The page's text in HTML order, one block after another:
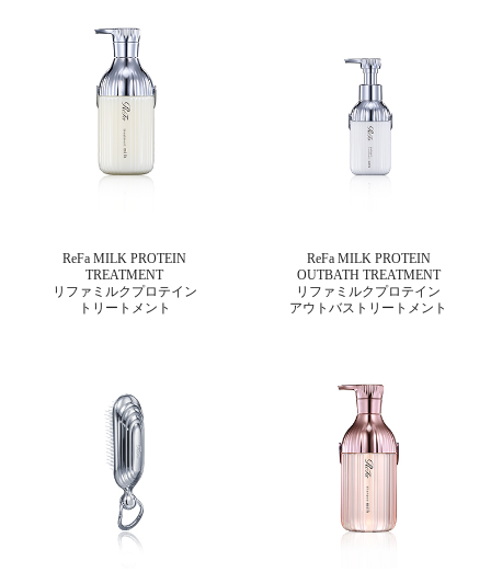
ReFa MILK PROTEIN
TREATMENT
リファミルクプロテイン
トリートメント
ReFa MILK PROTEIN
OUTBATH TREATMENT
リファミルクプロテイン
アウトバストリートメント